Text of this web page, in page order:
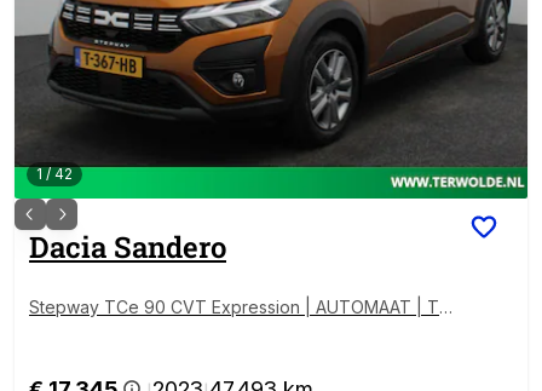
1/42
Dacia Sandero
Stepway TCe 90 CVT Expression | AUTOMAAT | Tre